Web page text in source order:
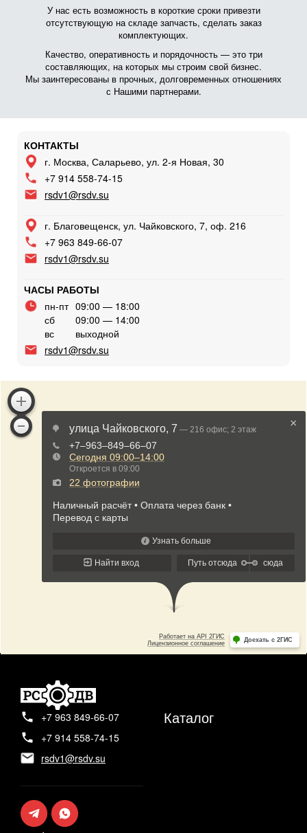
У нас есть возможность в короткие сроки привезти
отсутствующую на складе запчасть, сделать заказ
комплектующих.
Качество, оперативность и порядочность — это три
составляющих, на которых мы строим свой бизнес.
Мы заинтересованы в прочных, долговременных отношениях
с Нашими партнерами.
КОНТАКТЫ
г. Москва, Саларьево, ул. 2-я Новая, 30
+7 914 558-74-15
rsdv1@rsdv.su
г. Благовещенск, ул. Чайковского, 7, оф. 216
+7 963 849-66-07
rsdv1@rsdv.su
ЧАСЫ РАБОТЫ
пн-пт 09:00 — 18:00
сб
09:00 — 14:00
вс
выходной
rsdv1@rsdv.su
+7 963 849-66-07
+7 914 558-74-15
rsdv1@rsdv.su
Каталог